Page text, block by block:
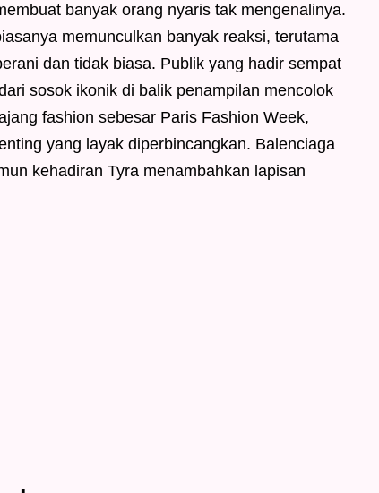
banyak orang nyaris tak mengenalinya.
memunculkan banyak reaksi, terutama
dan tidak biasa. Publik yang hadir sempat
sosok ikonik di balik penampilan mencolok
fashion sebesar Paris Fashion Week,
yang layak diperbincangkan. Balenciaga
kehadiran Tyra menambahkan lapisan